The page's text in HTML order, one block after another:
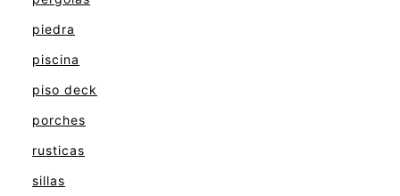
piedra
piscina
piso deck
porches
rusticas
sillas